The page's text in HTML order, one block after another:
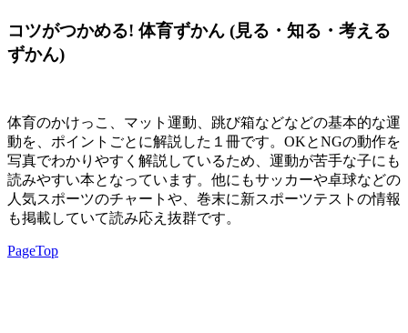
コツがつかめる! 体育ずかん (見る・知る・考える
ずかん)
体育のかけっこ、マット運動、跳び箱などなどの基本的な運
動を、ポイントごとに解説した１冊です。OKとNGの動作を
写真でわかりやすく解説しているため、運動が苦手な子にも
読みやすい本となっています。他にもサッカーや卓球などの
人気スポーツのチャートや、巻末に新スポーツテストの情報
も掲載していて読み応え抜群です。
PageTop